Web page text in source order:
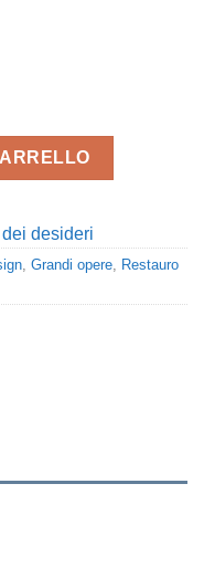
di Maria SS.
desideri
, Grandi opere, Restauro